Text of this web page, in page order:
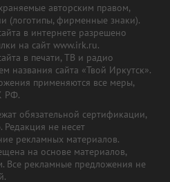
авторским правом,
(логотипы, фирменные знаки).
в интернете разрешено
на сайт www.irk.ru.
в печати, ТВ и радио
названия сайта «Твой Иркутск».
применяются все меры,
РФ.
обязательной сертификации,
Редакция не несет
рекламных материалов.
на основе материалов,
Все рекламные предложения не